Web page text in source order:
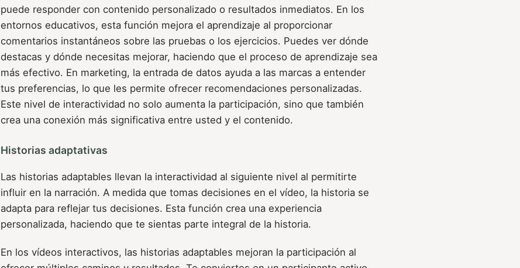
puede responder con contenido personalizado o resultados inmediatos. En los
entornos educativos, esta función mejora el aprendizaje al proporcionar
comentarios instantáneos sobre las pruebas o los ejercicios. Puedes ver dónde
destacas y dónde necesitas mejorar, haciendo que el proceso de aprendizaje sea
más efectivo. En marketing, la entrada de datos ayuda a las marcas a entender
tus preferencias, lo que les permite ofrecer recomendaciones personalizadas.
Este nivel de interactividad no solo aumenta la participación, sino que también
crea una conexión más significativa entre usted y el contenido.
Historias adaptativas
Las historias adaptables llevan la interactividad al siguiente nivel al permitirte
influir en la narración. A medida que tomas decisiones en el vídeo, la historia se
adapta para reflejar tus decisiones. Esta función crea una experiencia
personalizada, haciendo que te sientas parte integral de la historia.
En los vídeos interactivos, las historias adaptables mejoran la participación al